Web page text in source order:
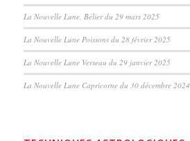
La Nouvelle Lune, Bélier du 29 mars 2025
La Nouvelle Lune Poissons du 28 février 2025
La Nouvelle Lune Verseau du 29 janvier 2025
La Nouvelle Lune Capricorne du 30 décembre 2024